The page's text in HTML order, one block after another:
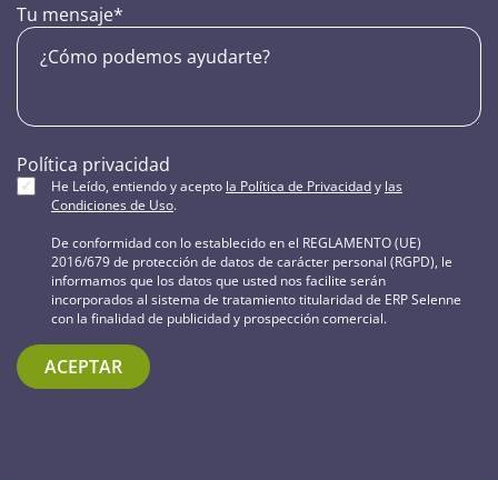
Tu mensaje*
Política privacidad
He Leído, entiendo y acepto la Política de Privacidady las
Condiciones de Uso.
De conformidad con lo establecido en el REGLAMENTO (UE)
2016/679 de protección de datos de carácter personal (RGPD), le
informamos que los datos que usted nos facilite serán
incorporados al sistema de tratamiento titularidad de ERP Selenne
con la finalidad de publicidad y prospección comercial.
ACEPTAR